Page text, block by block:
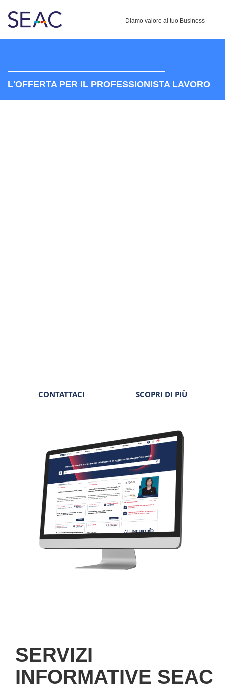
Diamo valore al tuo Business
L'OFFERTA PER IL PROFESSIONISTA LAVORO
CONTATTACI SCOPRI DI PIÙ
SERVIZI
INFORMATIVE SEAC